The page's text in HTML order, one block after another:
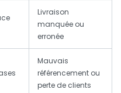
Livraison
manquée ou
erronée
Mauvais
référencement ou
perte de clients